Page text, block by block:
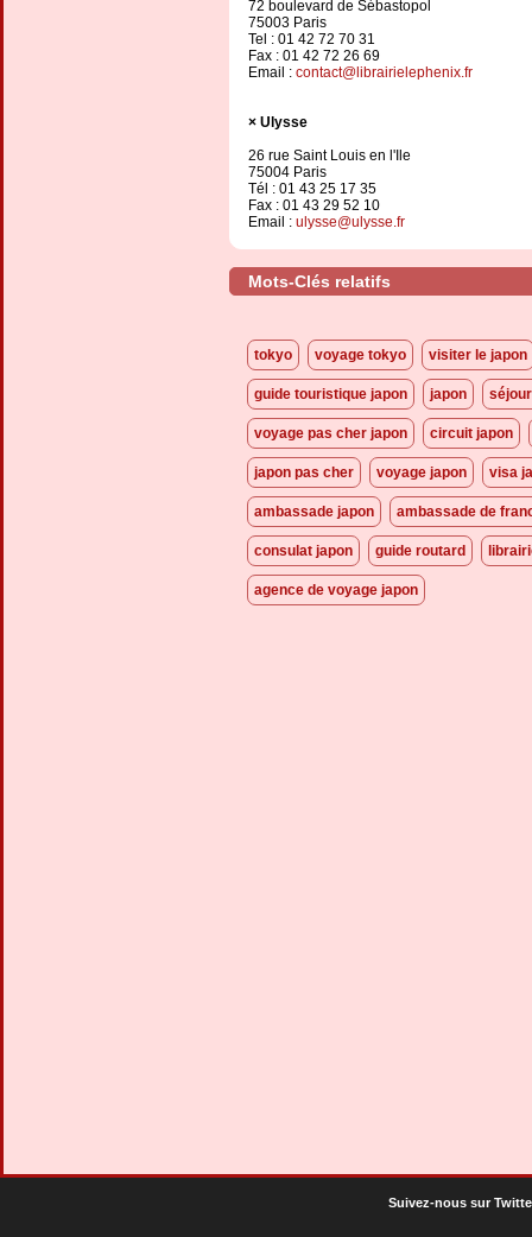
72 boulevard de Sébastopol
75003 Paris
Tel : 01 42 72 70 31
Fax : 01 42 72 26 69
Email : contact@librairielephenix.fr
Ulysse
26 rue Saint Louis en l'Ile
75004 Paris
Tél : 01 43 25 17 35
Fax : 01 43 29 52 10
Email : ulysse@ulysse.fr
Mots-Clés relatifs
tokyo voyage tokyo visiter le japon
guide touristique japon japon
voyage pas cher japon circuit japon
japon pas cher voyage japon visa
ambassade japon ambassade de
consulat japon guide routard
agence de voyage japon
Suivez-nous sur